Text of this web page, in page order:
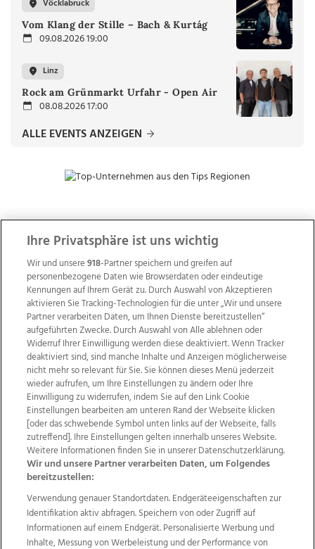
Vöcklabruck
Vom Klang der Stille – Bach & Kurtág
09.08.2026 19:00
Linz
Rock am Grünmarkt Urfahr - Open Air
08.08.2026 17:00
ALLE EVENTS ANZEIGEN
ZUR NACHRICHTENÜBERSICHT
Wir über uns Mediadaten Kontakt
Jobs
Datenschutz
Impressum
AGB Anzeigekunden
AGB Website
Ehrenkodex Politische Werbung
Weitere Angebote des Medienhauses Wimmer
TV1 di-mog-i.at OÖNow
Ischler Woche
Life Radio
OÖNachrichten
OÖN Immobilien
Ihre Privatsphäre ist uns wichtig
Wir und unsere918-Partner speichern und greifen auf
personenbezogene Daten wie Browserdaten oder eindeutige
Kennungen auf Ihrem Gerät zu. Durch Auswahl von Akzeptieren
aktivieren Sie Tracking-Technologien für die unter „Wir und unsere
Partner verarbeiten Daten, um Ihnen Dienste bereitzustellen“
aufgeführten Zwecke. Durch Auswahl von Alle ablehnen oder
Widerruf Ihrer Einwilligung werden diese deaktiviert. Wenn Tracker
deaktiviert sind, sind manche Inhalte und Anzeigen möglicherweise
nicht mehr so relevant für Sie. Sie können dieses Menü jederzeit
wieder aufrufen, um Ihre Einstellungen zu ändern oder Ihre
Einwilligung zu widerrufen, indem Sie auf den Link Cookie
Einstellungen bearbeiten am unteren Rand der Webseite klicken
[oder das schwebende Symbol unten links auf der Webseite, falls
zutreffend]. Ihre Einstellungen gelten innerhalb unseres Website.
Weitere Informationen finden Sie in unserer Datenschutzerklärung.
Wir und unsere Partner verarbeiten Daten, um Folgendes
bereitzustellen:
Verwendung genauer Standortdaten. Endgeräteeigenschaften zur
Identifikation aktiv abfragen. Speichern von oder Zugriff auf
Informationen auf einem Endgerät. Personalisierte Werbung und
Inhalte, Messung von Werbeleistung und der Performance von